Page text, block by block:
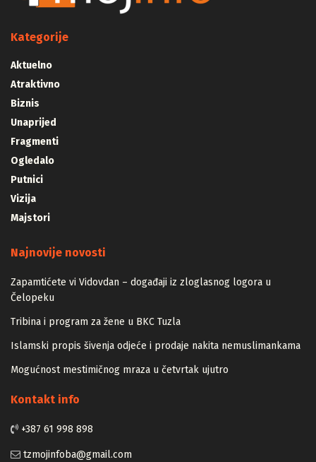
Kategorije
Aktuelno
Atraktivno
Biznis
Unaprijed
Fragmenti
Ogledalo
Putnici
Vizija
Majstori
Najnovije novosti
Zapamtićete vi Vidovdan – događaji iz zloglasnog logora u
Čelopeku
Tribina i program za žene u BKC Tuzla
Islamski propis šivenja odjeće i prodaje nakita nemuslimankama
Mogućnost mestimičnog mraza u četvrtak ujutro
Kontakt info
+387 61 998 898
tzmojinfoba@gmail.com